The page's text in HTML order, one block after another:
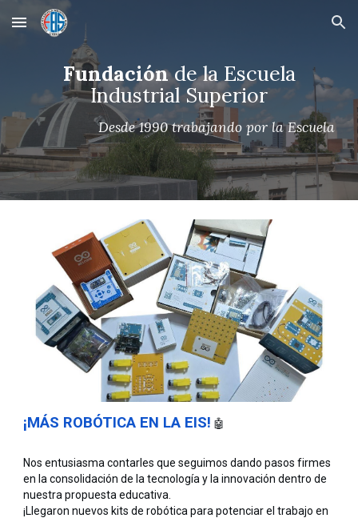
Skip to main content Skip to navigation
Fundaciónde la Escuela
Industrial Superior
Desde 1990 trabajando por la Escuela
¡MÁS ROBÓTICA EN LA EIS! 🤖
Nos entusiasma contarles que seguimos dando pasos firmes
en la consolidación de la tecnología y la innovación dentro de
nuestra propuesta educativa.
¡Llegaron nuevos kits de robótica para potenciar el trabajo en